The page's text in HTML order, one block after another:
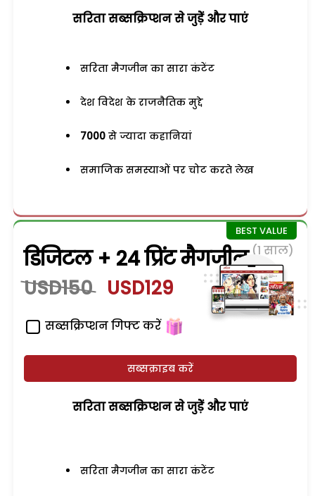
सरिता सब्सक्रिप्शन से जुड़ेें और पाएं
सरिता मैगजीन का सारा कंटेंट
देश विदेश के राजनैतिक मुद्दे
7000 से ज्यादा कहानियां
समाजिक समस्याओं पर चोट करते लेख
डिजिटल + 24 प्रिंट मैगजीन (1 साल)
USD150 USD129
सब्सक्रिप्शन गिफ्ट करें
सब्सक्राइब करें
सरिता सब्सक्रिप्शन से जुड़ेें और पाएं
सरिता मैगजीन का सारा कंटेंट